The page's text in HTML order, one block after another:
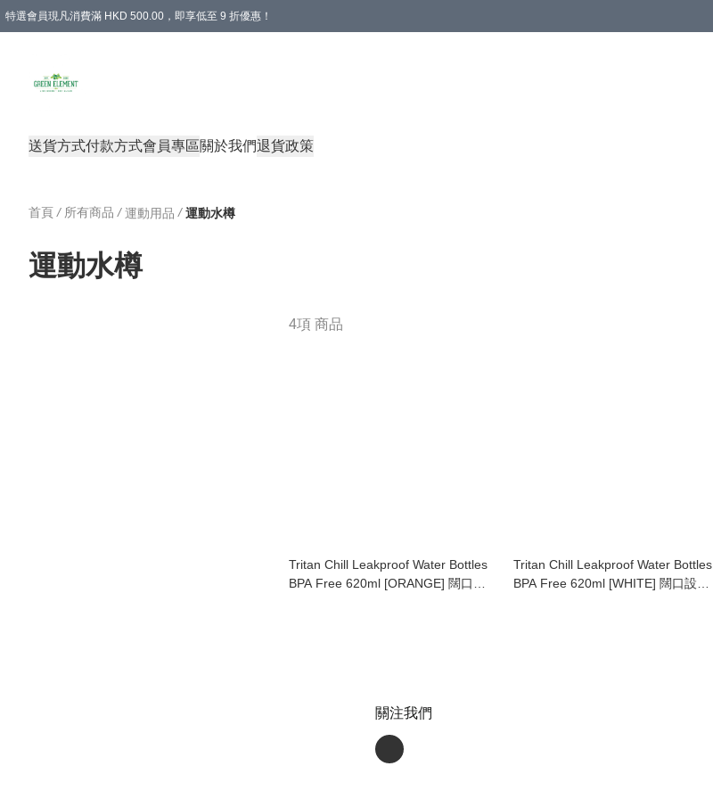
特選會員現凡消費滿 HKD 500.00，即享低至 9 折優惠！
送貨方式付款方式會員專區關於我們退貨政策
首頁 / 所有商品 / 運動用品 / 運動水樽
運動水樽
4項 商品
Tritan Chill Leakproof Water Bottles
BPA Free 620ml [ORANGE] 闊口設
Tritan Chill Leakproof Water Bottles
BPA Free 620ml [WHITE] 闊口設計
關注我們